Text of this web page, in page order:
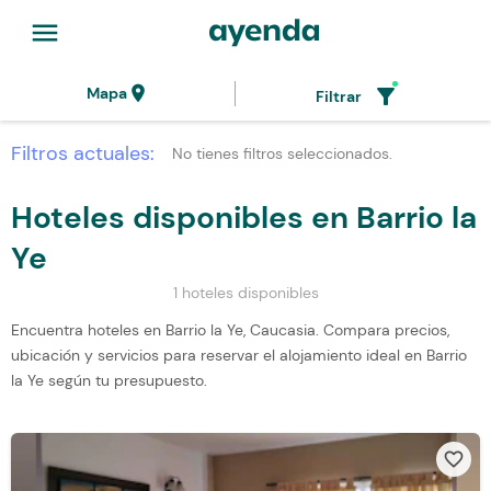
menu
Mapalocation_on Filtrar filter_alt
Filtros actuales: No tienes filtros seleccionados.
Hoteles disponibles en Barrio la
Ye
1 hoteles disponibles
Encuentra hoteles en Barrio la Ye, Caucasia. Compara precios,
ubicación y servicios para reservar el alojamiento ideal en Barrio
la Ye según tu presupuesto.
favorite_border